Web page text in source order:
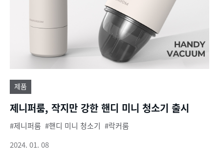
제품
제니퍼룸, 작지만 강한 핸디 미니 청소기 출시
제니퍼룸 핸디 미니 청소기
락커룸
2024. 01. 08